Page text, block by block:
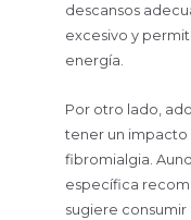
descansos
excesivo y
energía.
Por otro lado,
tener un impacto
fibromialgia.
específica
sugiere